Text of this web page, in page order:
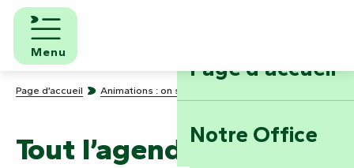
Aller
contenu
principal
Menu
Page d'accueil
Notre Office
Page d’accueil Animations : on sait faire la fête !
Tout l’agenda